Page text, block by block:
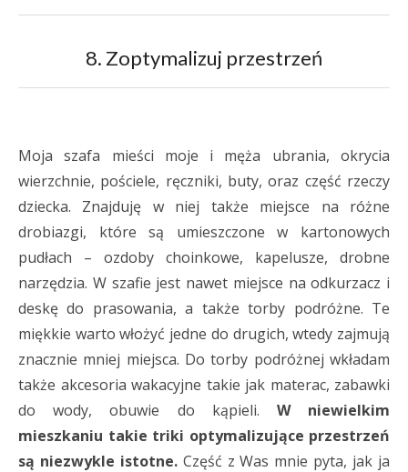
8. Zoptymalizuj przestrzeń
Moja szafa mieści moje i męża ubrania, okrycia
wierzchnie, pościele, ręczniki, buty, oraz część rzeczy
dziecka. Znajduję w niej także miejsce na różne
drobiazgi, które są umieszczone w kartonowych
pudłach – ozdoby choinkowe, kapelusze, drobne
narzędzia. W szafie jest nawet miejsce na odkurzacz i
deskę do prasowania, a także torby podróżne. Te
miękkie warto włożyć jedne do drugich, wtedy zajmują
znacznie mniej miejsca. Do torby podróżnej wkładam
także akcesoria wakacyjne takie jak materac, zabawki
do wody, obuwie do kąpieli. W niewielkim
mieszkaniu takie triki optymalizujące przestrzeń
są niezwykle istotne.Część z Was mnie pyta, jak ja